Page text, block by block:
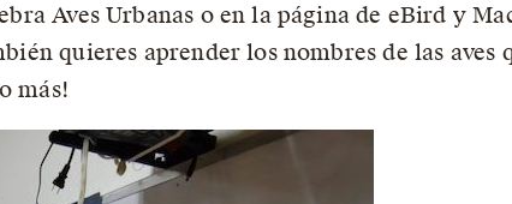
Aves Urbanas o en la página de eBird y
quieres aprender los nombres de las aves
más!